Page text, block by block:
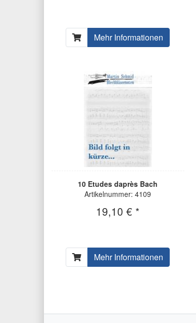
Mehr Informationen
10 Etudes daprès Bach
Artikelnummer: 4109
19,10 € *
Mehr Informationen